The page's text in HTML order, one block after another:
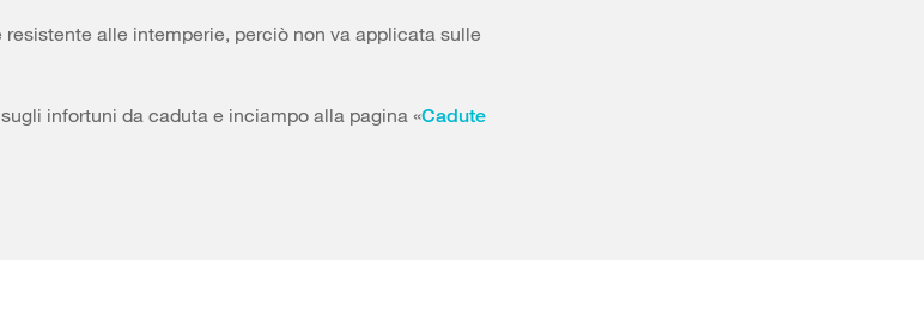
alle intemperie, perciò non va applicata sulle
infortuni da caduta e inciampo alla pagina «Cadute